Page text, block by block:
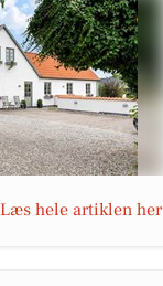
Læs hele artiklen her